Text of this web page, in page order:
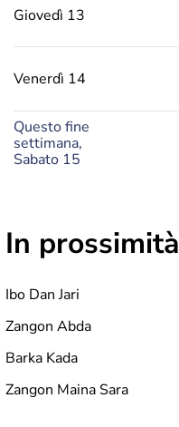
Giovedì 13
Venerdì 14
Questo fine
settimana,
Sabato 15
In prossimità
Ibo Dan Jari
Zangon Abda
Barka Kada
Zangon Maina Sara